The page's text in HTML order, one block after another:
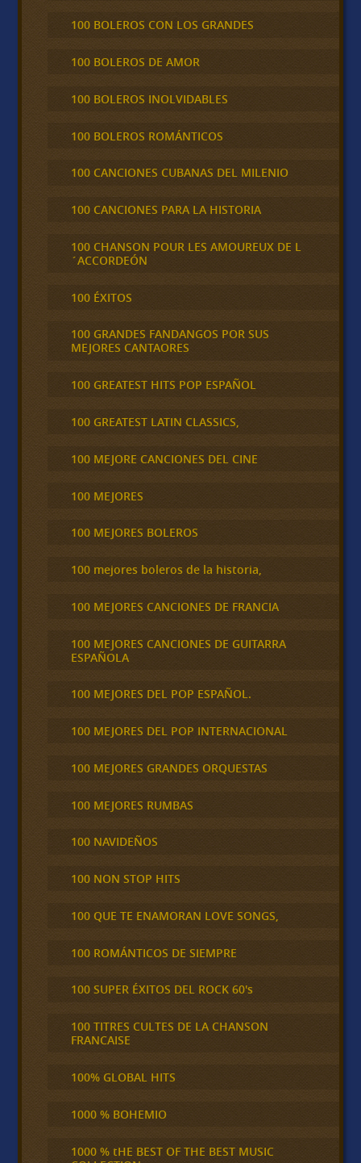
100 BOLEROS CON LOS GRANDES
100 BOLEROS DE AMOR
100 BOLEROS INOLVIDABLES
100 BOLEROS ROMÁNTICOS
100 CANCIONES CUBANAS DEL MILENIO
100 CANCIONES PARA LA HISTORIA
100 CHANSON POUR LES AMOUREUX DE L
´ACCORDEÓN
100 ÉXITOS
100 GRANDES FANDANGOS POR SUS
MEJORES CANTAORES
100 GREATEST HITS POP ESPAÑOL
100 GREATEST LATIN CLASSICS,
100 MEJORE CANCIONES DEL CINE
100 MEJORES
100 MEJORES BOLEROS
100 mejores boleros de la historia,
100 MEJORES CANCIONES DE FRANCIA
100 MEJORES CANCIONES DE GUITARRA
ESPAÑOLA
100 MEJORES DEL POP ESPAÑOL.
100 MEJORES DEL POP INTERNACIONAL
100 MEJORES GRANDES ORQUESTAS
100 MEJORES RUMBAS
100 NAVIDEÑOS
100 NON STOP HITS
100 QUE TE ENAMORAN LOVE SONGS,
100 ROMÁNTICOS DE SIEMPRE
100 SUPER ÉXITOS DEL ROCK 60's
100 TITRES CULTES DE LA CHANSON
FRANCAISE
100% GLOBAL HITS
1000 % BOHEMIO
1000 % tHE BEST OF THE BEST MUSIC